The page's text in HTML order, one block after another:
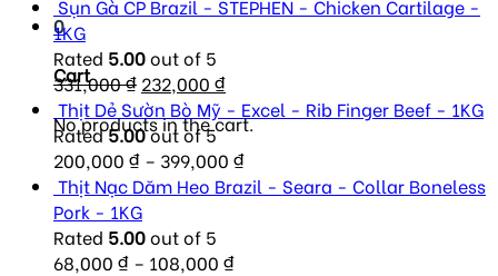
0
Cart
No products in the cart.
Sụn Gà CP Brazil - STEPHEN - Chicken Cartilage -
1KG
Rated 5.00out of 5
331,000₫ Original
price
was:
331,000 ₫.
232,000 ₫Current
price
is:
232,000 ₫.
Thịt Dẻ Sườn Bò Mỹ - Excel - Rib Finger Beef - 1KG
Rated5.00out of 5
200,000 ₫ – 399,000 ₫
Thịt Nạc Dăm Heo Brazil - Seara - Collar Boneless
Pork - 1KG
Rated 5.00out of 5
68,000 ₫ – 108,000 ₫